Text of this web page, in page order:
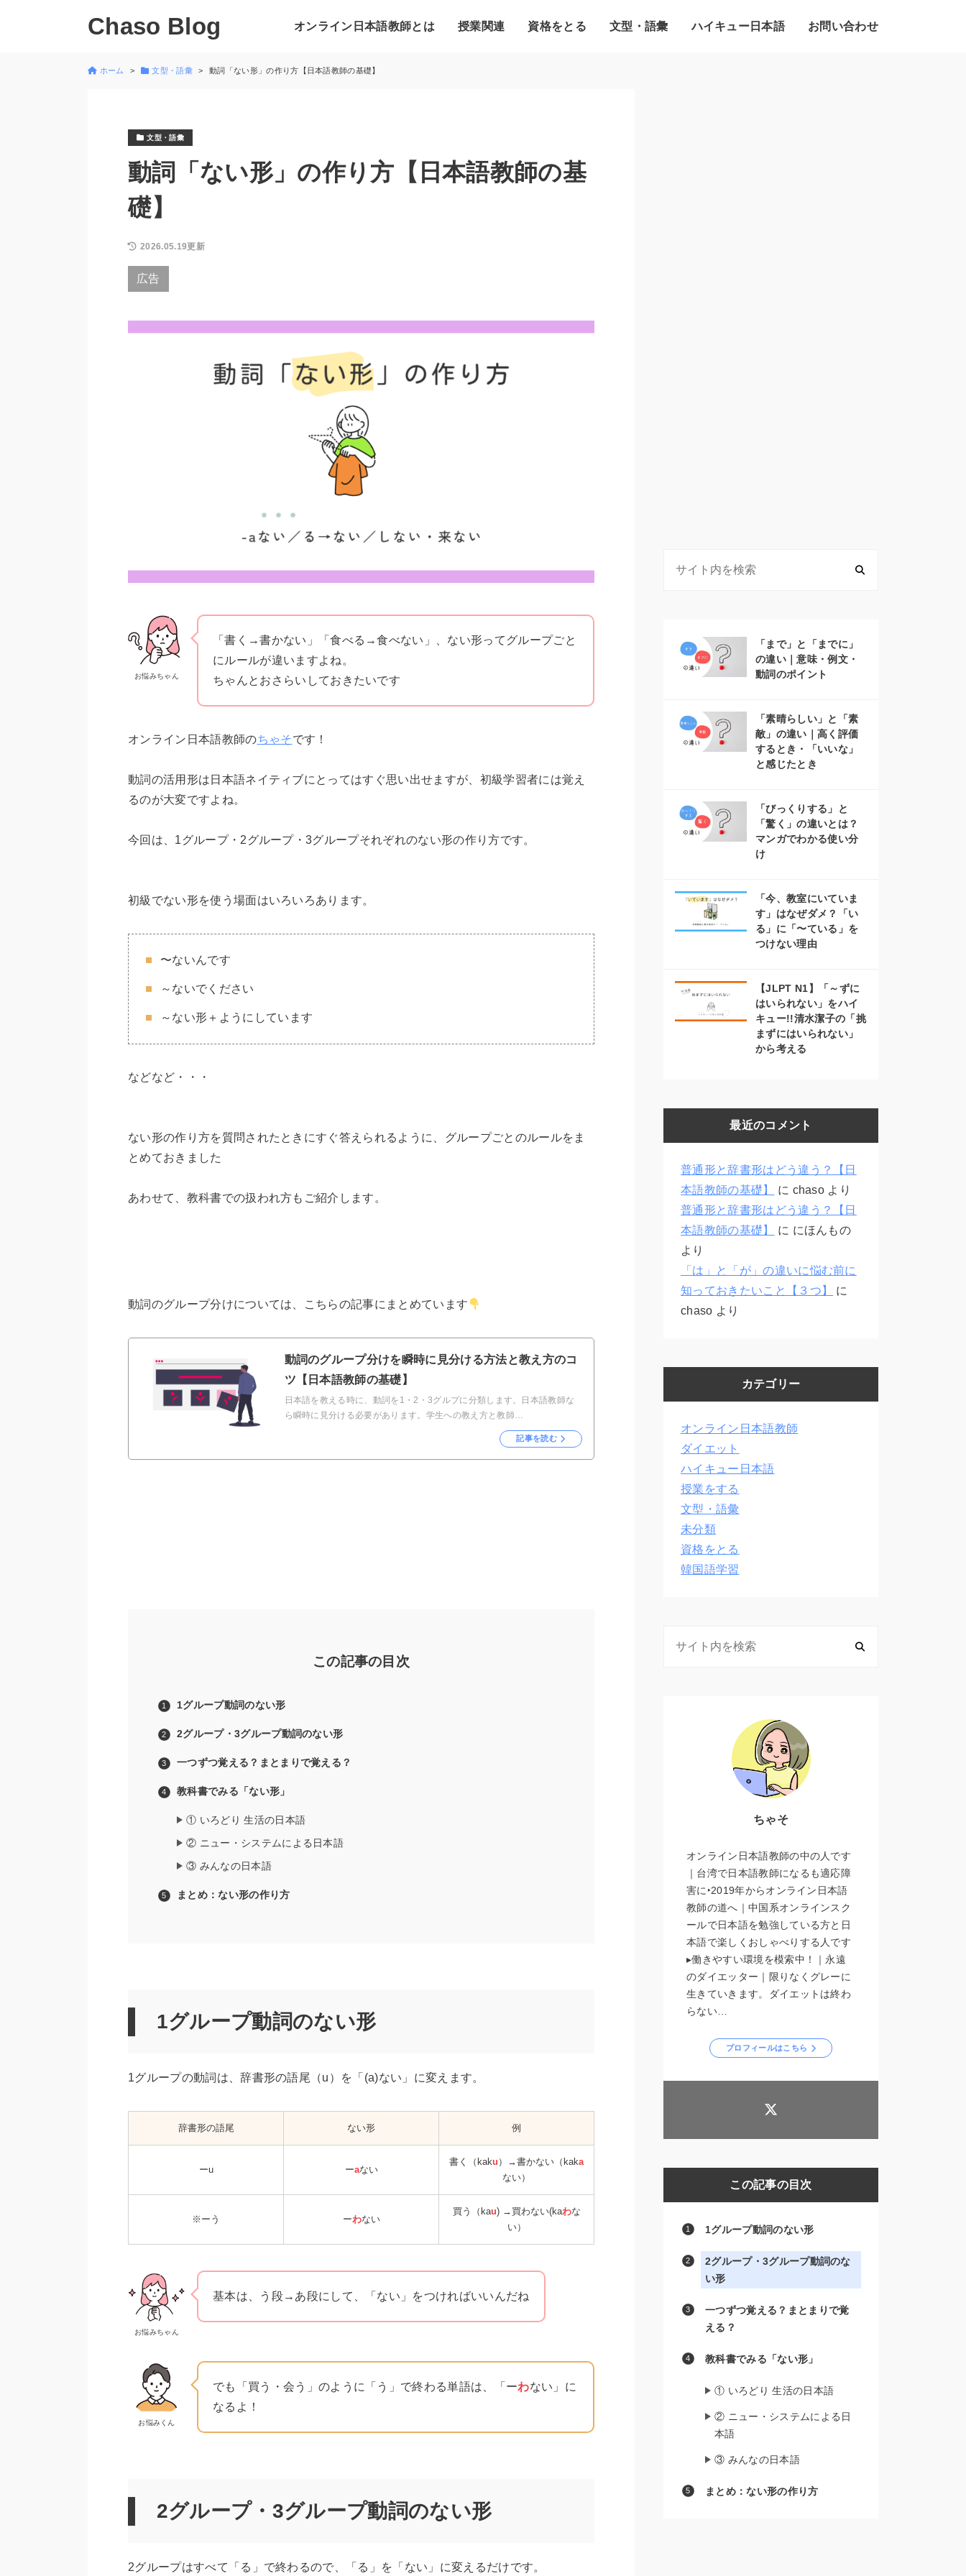
Chaso Blog オンライン日本語教師とは 授業関連 資格をとる 文型・語彙 ハイキュー日本語 お問い合わせ
ホーム 文型・語彙 動詞「ない形」の作り方【日本語教師の基礎】
文型・語彙
動詞「ない形」の作り方【日本語教師の基
礎】
2026.05.19更新
広告
お悩みちゃん
「書く→書かない」「食べる→食べない」、ない形ってグループごと
にルールが違いますよね。
ちゃんとおさらいしておきたいです
オンライン日本語教師のちゃそです！
動詞の活用形は日本語ネイティブにとってはすぐ思い出せますが、初級学習者には覚え
るのが大変ですよね。
今回は、1グループ・2グループ・3グループそれぞれのない形の作り方です。
初級でない形を使う場面はいろいろあります。
〜ないんです
～ないでください
～ない形＋ようにしています
などなど・・・
ない形の作り方を質問されたときにすぐ答えられるように、グループごとのルールをま
とめておきました
あわせて、教科書での扱われ方もご紹介します。
動詞のグループ分けについては、こちらの記事にまとめています
動詞のグループ分けを瞬時に見分ける方法と教え方のコ
ツ【日本語教師の基礎】
日本語を教える時に、動詞を1・2・3グルプに分類します。日本語教師な
ら瞬時に見分ける必要があります。学生への教え方と教師…
記事を読む
この記事の目次
1グループ動詞のない形
2グループ・3グループ動詞のない形
一つずつ覚える？まとまりで覚える？
教科書でみる「ない形」
① いろどり 生活の日本語
② ニュー・システムによる日本語
③ みんなの日本語
まとめ：ない形の作り方
1グループ動詞のない形
1グループの動詞は、辞書形の語尾（u）を「(a)ない」に変えます。
辞書形の語尾 ない形 例
ーu ーaない
書く（kaku ）→書かない（kaka
ない）
※ーう ーわない
買う（kau) →買わない(kaわな
い）
お悩みちゃん
基本は、う段→あ段にして、「ない」をつければいいんだね
お悩みくん
でも「買う・会う」のように「う」で終わる単語は、「ーわない」に
なるよ！
2グループ・3グループ動詞のない形
2グループはすべて「る」で終わるので、「る」を「ない」に変えるだけです。
「まで」と「までに」
の違い｜意味・例文・
動詞のポイント
「素晴らしい」と「素
敵」の違い｜高く評価
するとき・「いいな」
と感じたとき
「びっくりする」と
「驚く」の違いとは？
マンガでわかる使い分
け
「今、教室にいていま
す」はなぜダメ？「い
る」に「〜ている」を
つけない理由
【JLPT N1】「～ずに
はいられない」をハイ
キュー!!清水潔子の「挑
まずにはいられない」
から考える
最近のコメント
普通形と辞書形はどう違う？【日
本語教師の基礎】
に chaso より
普通形と辞書形はどう違う？【日
本語教師の基礎】
に にほんもの
より
「は」と「が」の違いに悩む前に
知っておきたいこと【３つ】
に
chaso より
カテゴリー
オンライン日本語教師
ダイエット
ハイキュー日本語
授業をする
文型・語彙
未分類
資格をとる
韓国語学習
ちゃそ
オンライン日本語教師の中の人です
｜台湾で日本語教師になるも適応障
害に‣2019年からオンライン日本語
教師の道へ｜中国系オンラインスク
ールで日本語を勉強している方と日
本語で楽しくおしゃべりする人です
▸働きやすい環境を模索中！｜永遠
のダイエッター｜限りなくグレーに
生きていきます。ダイエットは終わ
らない…
プロフィールはこちら
この記事の目次
1グループ動詞のない形
2グループ・3グループ動詞のな
い形
一つずつ覚える？まとまりで覚
える？
教科書でみる「ない形」
① いろどり 生活の日本語
② ニュー・システムによる日
本語
③ みんなの日本語
まとめ：ない形の作り方